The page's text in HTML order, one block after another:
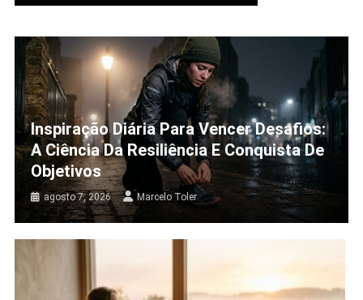
Inspiração Diária Para Vencer Desafios:
A Ciência Da Resiliência E Conquista De
Objetivos
agosto 7, 2026 Marcelo Toler